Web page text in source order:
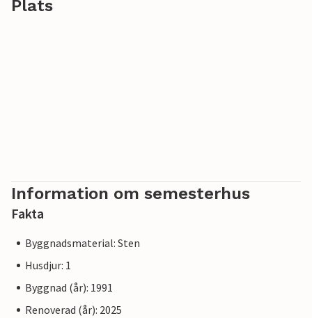
Plats
Information om semesterhus
Fakta
Byggnadsmaterial: Sten
Husdjur: 1
Byggnad (år): 1991
Renoverad (år): 2025